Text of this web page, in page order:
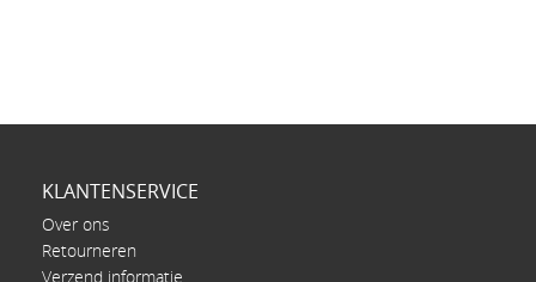
KLANTENSERVICE
Over ons
Retourneren
Verzend informatie